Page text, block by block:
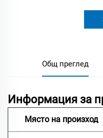
Общ преглед
Информация за
Място на произход